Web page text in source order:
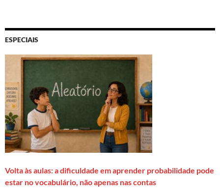
ESPECIAIS
Volta às aulas: a dificuldade em aprender probabilidade pode
estar no vocabulário, não apenas nas contas